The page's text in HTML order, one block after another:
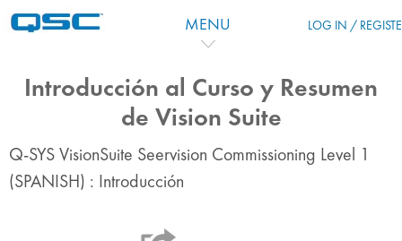
MENU LOG IN /
Introducción al Curso y Resumen
de Vision Suite
Q-SYS VisionSuite Seervision Commissioning Level 1
(SPANISH) : Introducción